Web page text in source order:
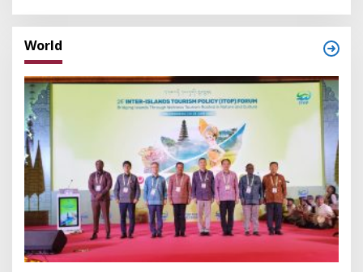
World